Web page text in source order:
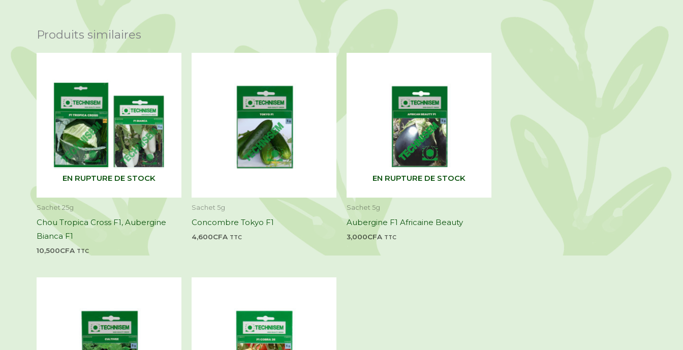
Produits similaires
EN RUPTURE DE STOCK
Sachet 25g
Chou Tropica Cross F1, Aubergine
Bianca F1
10,500CFA TTC
Sachet 5g
Concombre Tokyo F1
4,600CFA TTC
EN RUPTURE DE STOCK
Sachet 5g
Aubergine F1 Africaine Beauty
3,000CFA TTC